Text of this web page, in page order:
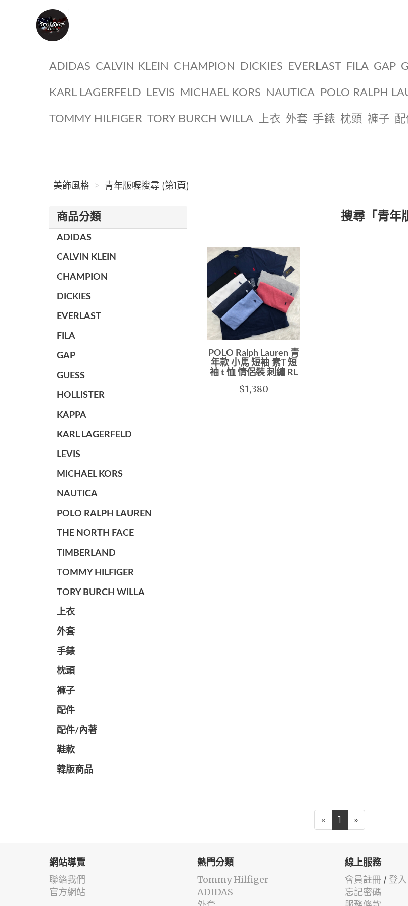
ADIDAS CALVIN KLEIN CHAMPION DICKIES EVERLAST FILA GAP
KARL LAGERFELD LEVIS MICHAEL KORS NAUTICA POLO RALPH
TOMMY HILFIGER TORY BURCH WILLA 上衣 外套 手錶 枕頭 褲子 配
美飾風格 青年版喔搜尋 (第1頁)
商品分類
ADIDAS
CALVIN KLEIN
CHAMPION
DICKIES
EVERLAST
FILA
GAP
GUESS
HOLLISTER
KAPPA
KARL LAGERFELD
LEVIS
MICHAEL KORS
NAUTICA
POLO RALPH LAUREN
THE NORTH FACE
TIMBERLAND
TOMMY HILFIGER
TORY BURCH WILLA
上衣
外套
手錶
枕頭
褲子
配件
配件/內著
鞋款
韓版商品
搜尋「青年
POLO Ralph Lauren 青
年款 小馬 短袖 素T 短
袖 t 恤 情侶裝 刺繡 RL
$1,380
« 1 »
網站導覽
聯絡我們
官方網站
熱門分類
Tommy Hilfiger
ADIDAS
線上服務
會員註冊 / 登入
忘記密碼